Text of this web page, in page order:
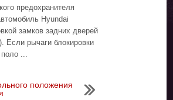
предохранителя
Hyundai
замков задних дверей
Если рычаги блокировки
...
положения